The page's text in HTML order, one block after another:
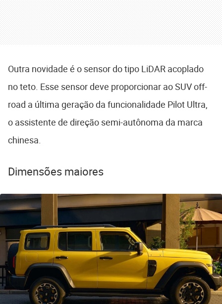
Outra novidade é o sensor do tipo LiDAR acoplado
no teto. Esse sensor deve proporcionar ao SUV off-
road a última geração da funcionalidade Pilot Ultra,
o assistente de direção semi-autônoma da marca
chinesa.
Dimensões maiores